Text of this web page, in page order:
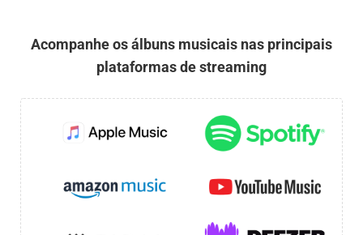
Acompanhe os álbuns musicais nas principais
plataformas de streaming